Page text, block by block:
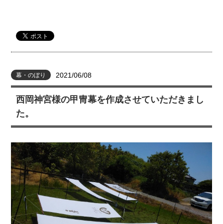
幕・のぼり 2021/06/08
西岡神宮様の甲冑幕を作成させていただきまし
た。